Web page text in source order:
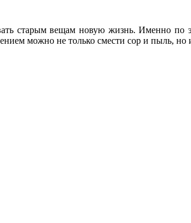
старым вещам новую жизнь. Именно по
можно не только смести сор и пыль,